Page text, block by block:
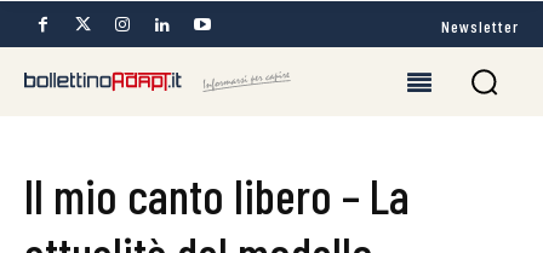
Newsletter
Il mio canto libero – La